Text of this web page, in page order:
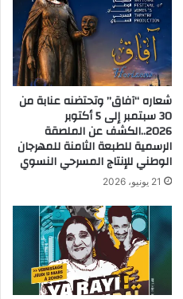
شعاره “آفاق” وتحتضنه عنابة من
30 سبتمبر إلى 5 أكتوبر
2026..الكشف عن الملصقة
الرسمية للطبعة الثامنة للمهرجان
الوطني للإنتاج المسرحي النسوي
21 يونيو، 2026